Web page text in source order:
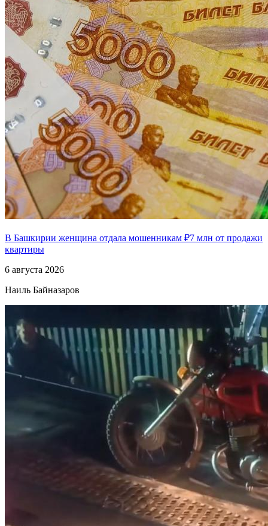
В Башкирии женщина отдала мошенникам ₽7 млн от продажи
квартиры
6 августа 2026
Наиль Байназаров